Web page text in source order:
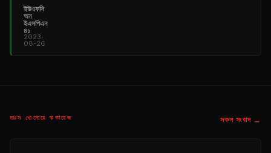
ইউএফসি
অন
ইএসপিএন
৪১
2023-
08-26
মাক্স খোলোয়ে কভারেজ সকল সংবাদ →